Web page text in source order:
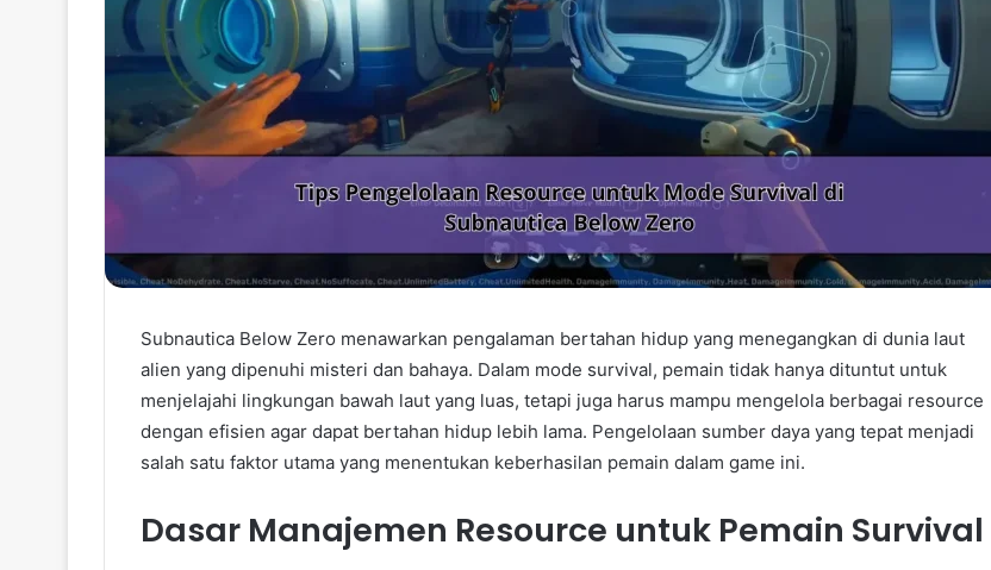
Subnautica Below Zero menawarkan pengalaman bertahan hidup yang menegangkan di dunia laut
alien yang dipenuhi misteri dan bahaya. Dalam mode survival, pemain tidak hanya dituntut untuk
menjelajahi lingkungan bawah laut yang luas, tetapi juga harus mampu mengelola berbagai resource
dengan efisien agar dapat bertahan hidup lebih lama. Pengelolaan sumber daya yang tepat menjadi
salah satu faktor utama yang menentukan keberhasilan pemain dalam game ini.
Dasar Manajemen Resource untuk Pemain Survival